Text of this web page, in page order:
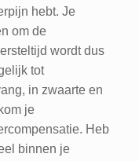
hebt. Je
om de
wordt dus
tot
in zwaarte en
je
Heb
binnen je